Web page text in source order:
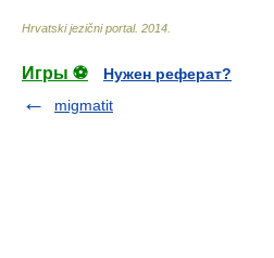
Hrvatski jezični portal. 2014
Игры ⚽
Нужен реферат?
migmatit